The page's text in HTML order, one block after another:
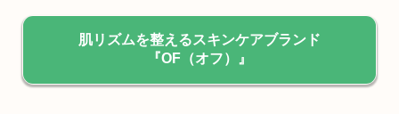
肌リズムを整えるスキンケアブランド
『OF（オフ）』